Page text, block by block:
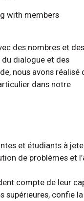
des nombres et des
du dialogue et des
nous avons réalisé
dans notre
et étudiants à
de problèmes et
compte de leur
supérieures, confie la